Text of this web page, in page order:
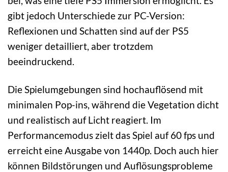
gibt jedoch Unterschiede zur PC-Version:
Reflexionen und Schatten sind auf der PS5
weniger detailliert, aber trotzdem
beeindruckend.
Die Spielumgebungen sind hochauflösend mit
minimalen Pop-ins, während die Vegetation dicht
und realistisch auf Licht reagiert. Im
Performancemodus zielt das Spiel auf 60 fps und
erreicht eine Ausgabe von 1440p. Doch auch hier
können Bildstörungen und Auflösungsprobleme